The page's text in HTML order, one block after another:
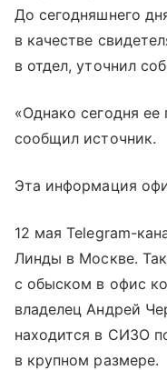
До сегодняшнего
в качестве
в отдел, уточнил
«Однако сегодня
сообщил источник.
Эта информация
12 мая Telegram-
Линды в Москве.
с обыском в офис
владелец Андрей
находится в СИЗО
в крупном размере.